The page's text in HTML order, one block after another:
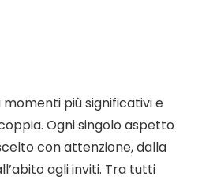
più significativi e
Ogni singolo aspetto
con attenzione, dalla
agli inviti. Tra tutti